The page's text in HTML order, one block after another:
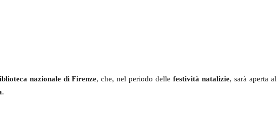
nazionale di Firenze, che, nel periodo dellefestività natalizie, sarà aperta al
.